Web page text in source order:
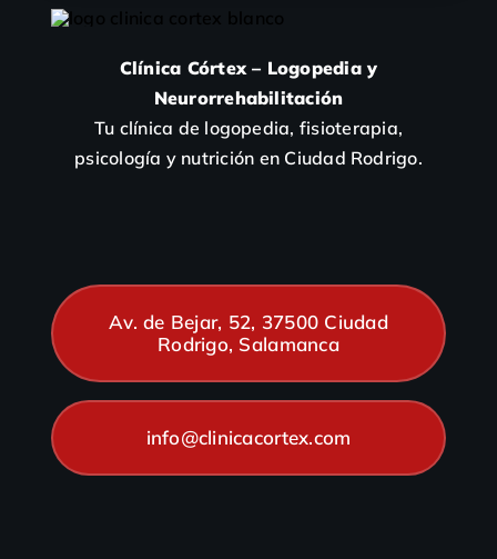
Clínica Córtex – Logopedia y
Neurorrehabilitación
Tu clínica de logopedia, fisioterapia,
psicología y nutrición en Ciudad Rodrigo.
Av. de Bejar, 52, 37500 Ciudad
Rodrigo, Salamanca
info@clinicacortex.com